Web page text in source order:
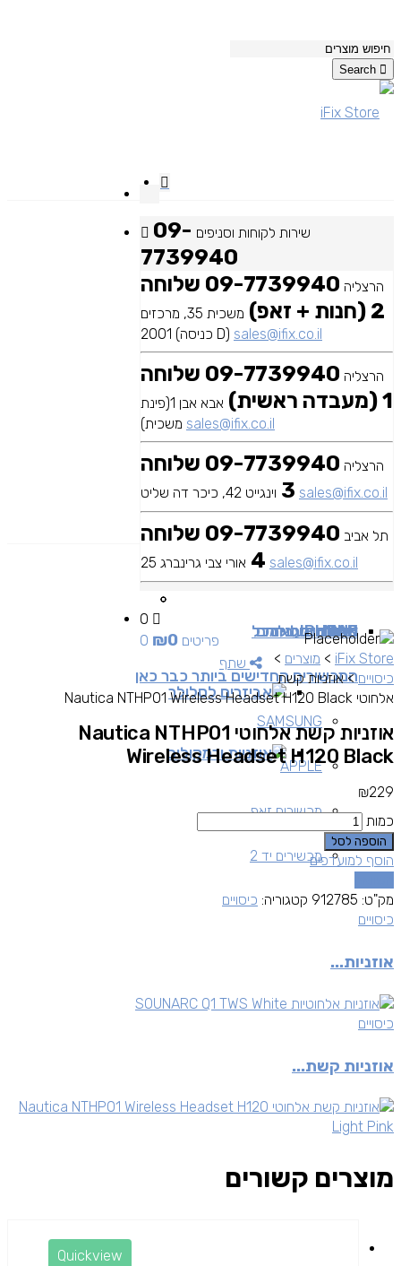
Search
שירות לקוחות וסניפים 09-
7739940
הרצליה
09-7739940 שלוחה
2 (חנות + זאפ)
משכית 35, מרכזים
2001 (כניסה D) sales@ifix.co.il
הרצליה
09-7739940 שלוחה
1 (מעבדה ראשית)
אבא אבן 1(פינת
משכית) sales@ifix.co.il
הרצליה
09-7739940 שלוחה
3 וינגייט 42, כיכר דה שליט sales@ifix.co.il
תל אביב
09-7739940 שלוחה
4 אורי צבי גרינברג 25 sales@ifix.co.il
0
0 פריטים
₪0 IPHONE
IPAD
MAC
אביזרים
אביזרים לסלולר
אוזניות ורמקולים
מכשירי סלולרכל
המכשירים החדישים ביותר כבר כאן
SAMSUNG
APPLE
מכשירים זאפ
מכשירים יד 2
שירותי מעבדה
כבלים ומתאמים
שתף iFix Store
> מוצרים >
כיסויים>אוזניות קשת
אלחוטי Nautica NTHP01 Wireless Headset H120 Black
אוזניות קשת אלחוטי Nautica NTHP01
Wireless Headset H120 Black
₪229
כמות
הוספה לסל
הוסף למועדפים
מק"ט: 912785 קטגוריה: כיסויים
כיסויים
אוזניות...
כיסויים
אוזניות קשת...
מוצרים קשורים
Quickview